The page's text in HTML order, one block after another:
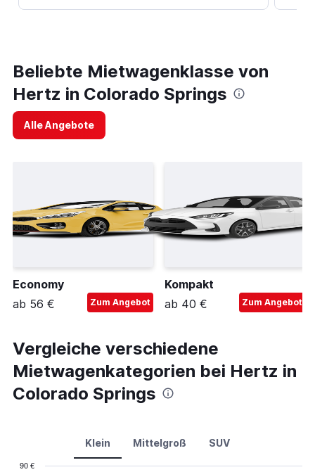
Beliebte Mietwagenklasse von
Hertz in Colorado Springs
Alle Angebote
Economy
ab 56 €
Zum Angebot
Kompakt
ab 40 €
Zum Angebot
Vergleiche verschiedene
Mietwagenkategorien bei Hertz in
Colorado Springs
Klein Mittelgroß SUV
90 €